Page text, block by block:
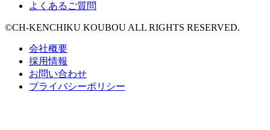
よくあるご質問
©CH-KENCHIKU KOUBOU ALL RIGHTS RESERVED.
会社概要
採用情報
お問い合わせ
プライバシーポリシー